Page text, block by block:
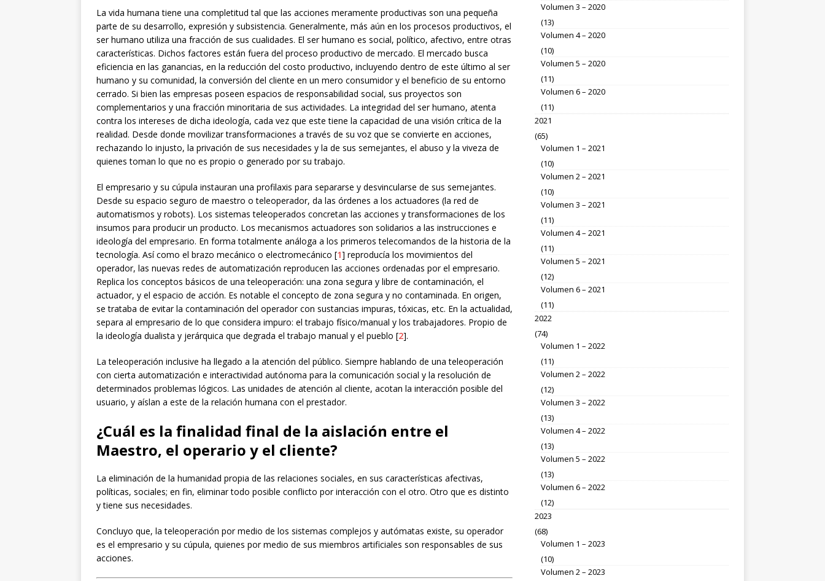
La vida humana tiene una completitud tal que las acciones meramente productivas son una pequeña
parte de su desarrollo, expresión y subsistencia. Generalmente, más aún en los procesos productivos, el
ser humano utiliza una fracción de sus cualidades. El ser humano es social, político, afectivo, entre otras
características. Dichos factores están fuera del proceso productivo de mercado. El mercado busca
eficiencia en las ganancias, en la reducción del costo productivo, incluyendo dentro de este último al ser
humano y su comunidad, la conversión del cliente en un mero consumidor y el beneficio de su entorno
cerrado. Si bien las empresas poseen espacios de responsabilidad social, sus proyectos son
complementarios y una fracción minoritaria de sus actividades. La integridad del ser humano, atenta
contra los intereses de dicha ideología, cada vez que este tiene la capacidad de una visión crítica de la
realidad. Desde donde movilizar transformaciones a través de su voz que se convierte en acciones,
rechazando lo injusto, la privación de sus necesidades y la de sus semejantes, el abuso y la viveza de
quienes toman lo que no es propio o generado por su trabajo.
El empresario y su cúpula instauran una profilaxis para separarse y desvincularse de sus semejantes.
Desde su espacio seguro de maestro o teleoperador, da las órdenes a los actuadores (la red de
automatismos y robots). Los sistemas teleoperados concretan las acciones y transformaciones de los
insumos para producir un producto. Los mecanismos actuadores son solidarios a las instrucciones e
ideología del empresario. En forma totalmente análoga a los primeros telecomandos de la historia de la
tecnología. Así como el brazo mecánico o electromecánico [1] reproducía los movimientos del
operador, las nuevas redes de automatización reproducen las acciones ordenadas por el empresario.
Replica los conceptos básicos de una teleoperación: una zona segura y libre de contaminación, el
actuador, y el espacio de acción. Es notable el concepto de zona segura y no contaminada. En origen,
se trataba de evitar la contaminación del operador con sustancias impuras, tóxicas, etc. En la actualidad,
separa al empresario de lo que considera impuro: el trabajo físico/manual y los trabajadores. Propio de
la ideología dualista y jerárquica que degrada el trabajo manual y el pueblo [2].
La teleoperación inclusive ha llegado a la atención del público. Siempre hablando de una teleoperación
con cierta automatización e interactividad autónoma para la comunicación social y la resolución de
determinados problemas lógicos. Las unidades de atención al cliente, acotan la interacción posible del
usuario, y aíslan a este de la relación humana con el prestador.
¿Cuál es la finalidad final de la aislación entre el
Maestro, el operario y el cliente?
La eliminación de la humanidad propia de las relaciones sociales, en sus características afectivas,
políticas, sociales; en fin, eliminar todo posible conflicto por interacción con el otro. Otro que es distinto
y tiene sus necesidades.
Concluyo que, la teleoperación por medio de los sistemas complejos y autómatas existe, su operador
es el empresario y su cúpula, quienes por medio de sus miembros artificiales son responsables de sus
acciones.
Volumen 3 – 2020
(13)
Volumen 4 – 2020
(10)
Volumen 5 – 2020
(11)
Volumen 6 – 2020
(11)
2021
(65)
Volumen 1 – 2021
(10)
Volumen 2 – 2021
(10)
Volumen 3 – 2021
(11)
Volumen 4 – 2021
(11)
Volumen 5 – 2021
(12)
Volumen 6 – 2021
(11)
2022
(74)
Volumen 1 – 2022
(11)
Volumen 2 – 2022
(12)
Volumen 3 – 2022
(13)
Volumen 4 – 2022
(13)
Volumen 5 – 2022
(13)
Volumen 6 – 2022
(12)
2023
(68)
Volumen 1 – 2023
(10)
Volumen 2 – 2023